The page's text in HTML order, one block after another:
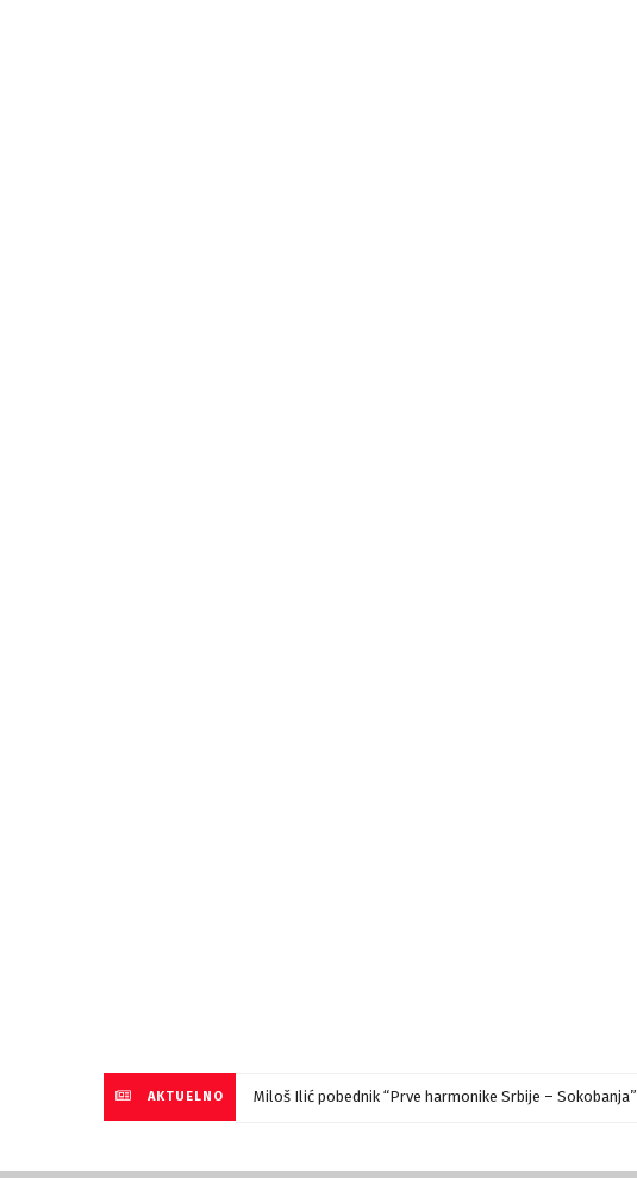
AKTUELNO Objavljen program 59. Gitarijade u Zaječaru 07/08/2026